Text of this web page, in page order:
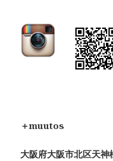
＋muutos
大阪府大阪市北区天